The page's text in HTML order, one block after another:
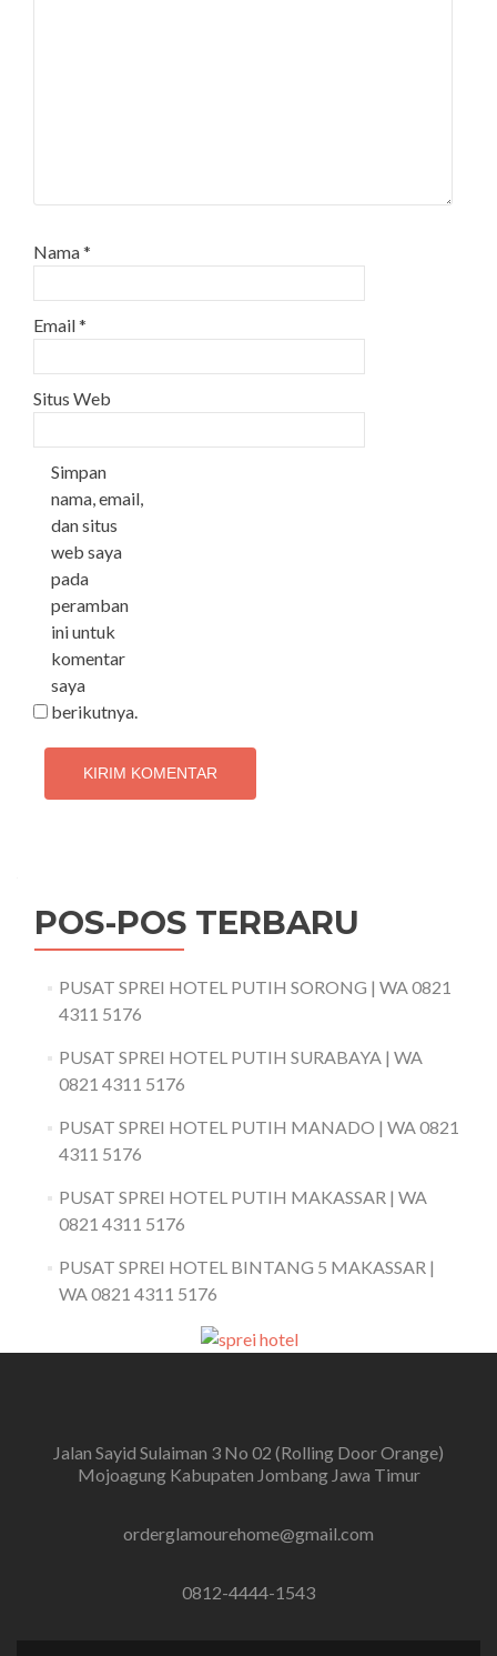
Nama*
Email*
Situs Web
Simpan
nama, email,
dan situs
web saya
pada
peramban
ini untuk
komentar
saya
berikutnya.
POS-POS TERBARU
PUSAT SPREI HOTEL PUTIH SORONG | WA 0821
4311 5176
PUSAT SPREI HOTEL PUTIH SURABAYA | WA
0821 4311 5176
PUSAT SPREI HOTEL PUTIH MANADO | WA 0821
4311 5176
PUSAT SPREI HOTEL PUTIH MAKASSAR | WA
0821 4311 5176
PUSAT SPREI HOTEL BINTANG 5 MAKASSAR |
WA 0821 4311 5176
Jalan Sayid Sulaiman 3 No 02 (Rolling Door Orange)
Mojoagung Kabupaten Jombang Jawa Timur
orderglamourehome@gmail.com
0812-4444-1543